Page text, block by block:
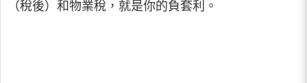
（稅後）和物業稅，就是你的負套利。